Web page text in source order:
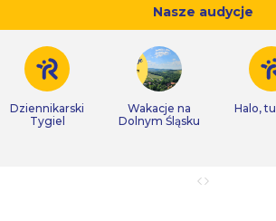
Nasze audycje
Dziennikarski
Tygiel
Wakacje na
Dolnym Śląsku
Halo,